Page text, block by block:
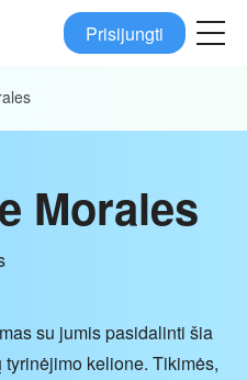
Prisijungti
Morales
su jumis pasidalinti šia
kelione. Tikimės,